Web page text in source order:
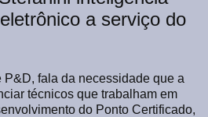
a serviço do
fala da necessidade que a
técnicos que trabalham em
do Ponto Certificado,